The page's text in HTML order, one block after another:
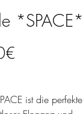
*SPACE*
ist die perfekte